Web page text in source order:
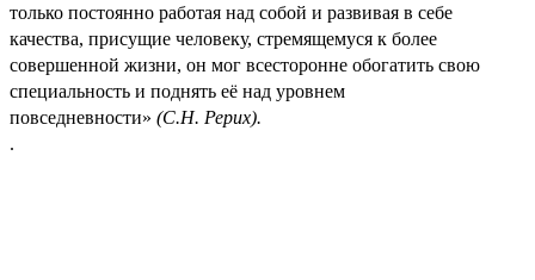
только постоянно работая над собой и развивая в себе
качества, присущие человеку, стремящемуся к более
совершенной жизни, он мог всесторонне обогатить свою
специальность и поднять её над уровнем
повседневности» (С.Н. Рерих).
.